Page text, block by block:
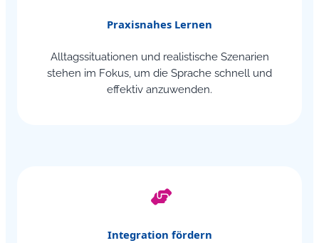
Praxisnahes Lernen
Alltagssituationen und realistische Szenarien
stehen im Fokus, um die Sprache schnell und
effektiv anzuwenden.
Integration fördern